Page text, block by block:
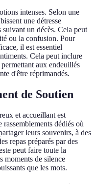
intenses. Selon une
une détresse
un décès. Cela peut
ou la confusion. Pour
il est essentiel
Cela peut inclure
aux endeuillés
d'être réprimandés.
de Soutien
et accueillant est
dédiés où
leurs souvenirs, à des
repas préparés par des
peut faire toute la
moments de silence
que les mots.